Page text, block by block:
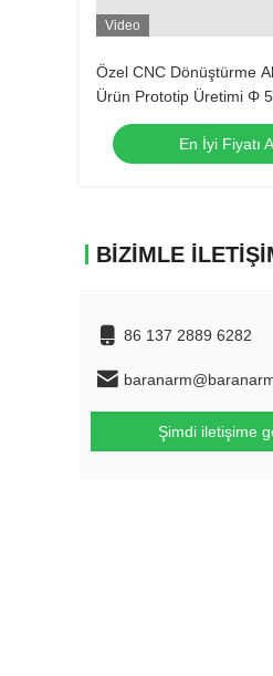
Video
Özel CNC Dönüştürme
Ürün Prototip Üretimi Φ 5
HolesDiametre:
En İyi Fiyatı
BIZIMLE
86 137 2889 6282
Şimdi iletişime